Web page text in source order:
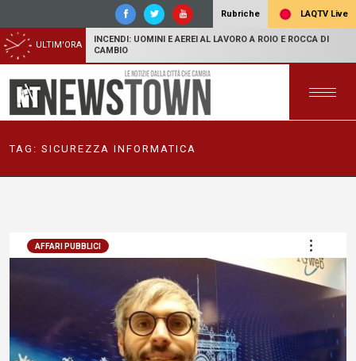
Rubriche LAQTV Live
ULTIM'ORA
INCENDI: UOMINI E AEREI AL LAVORO A ROIO E ROCCA DI
CAMBIO
TAG: SICUREZZA INFORMATICA
AFFARI PUBBLICI